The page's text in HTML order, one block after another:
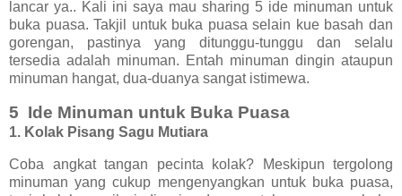
lancar ya.. Kali ini saya mau sharing 5 ide minuman untuk
buka puasa. Takjil untuk buka puasa selain kue basah dan
gorengan, pastinya yang ditunggu-tunggu dan selalu
tersedia adalah minuman. Entah minuman dingin ataupun
minuman hangat, dua-duanya sangat istimewa.
5 Ide Minuman untuk Buka Puasa
1. Kolak Pisang Sagu Mutiara
Coba angkat tangan pecinta kolak? Meskipun tergolong
minuman yang cukup mengenyangkan untuk buka puasa,